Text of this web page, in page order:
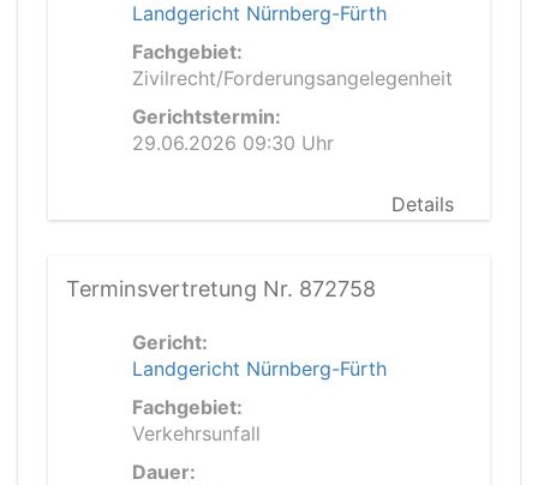
Landgericht Nürnberg-Fürth
Fachgebiet:
Zivilrecht/Forderungsangelegenheit
Gerichtstermin:
29.06.2026 09:30 Uhr
Details
Terminsvertretung Nr. 872758
Gericht:
Landgericht Nürnberg-Fürth
Fachgebiet:
Verkehrsunfall
Dauer: